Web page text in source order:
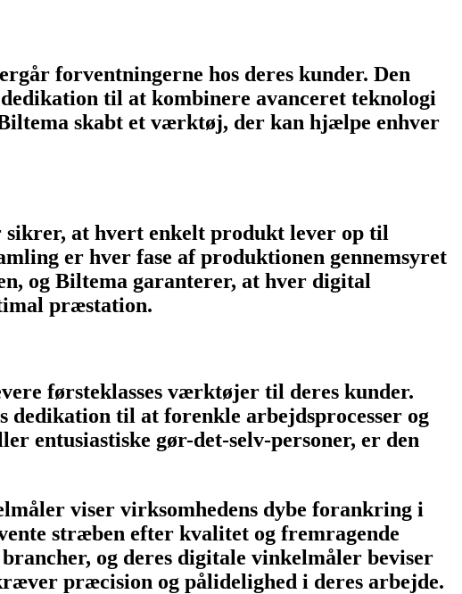
forventningerne hos deres kunder. Den
til at kombinere avanceret teknologi
skabt et værktøj, der kan hjælpe enhver
sikrer, at hvert enkelt produkt lever op til
er hver fase af produktionen gennemsyret
og Biltema garanterer, at hver digital
præstation.
førsteklasses værktøjer til deres kunder.
til at forenkle arbejdsprocesser og
entusiastiske gør-det-selv-personer, er den
viser virksomhedens dybe forankring i
stræben efter kvalitet og fremragende
og deres digitale vinkelmåler beviser
præcision og pålidelighed i deres arbejde.